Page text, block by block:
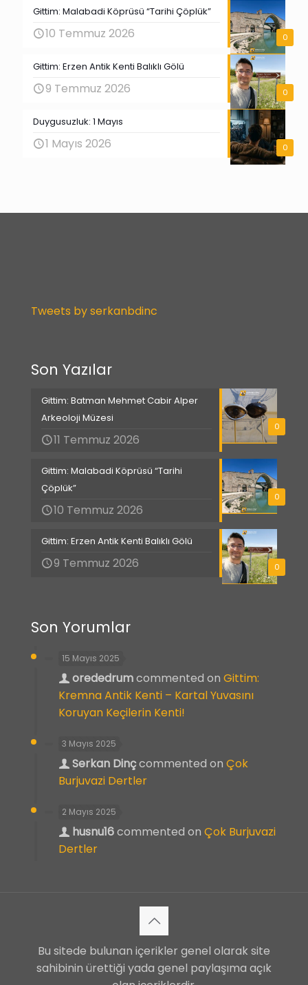
0
Gittim: Malabadi Köprüsü “Tarihi Çöplük”
10 Temmuz 2026
0
Gittim: Erzen Antik Kenti Balıklı Gölü
9 Temmuz 2026
0
Duygusuzluk: 1 Mayıs
1 Mayıs 2026
Tweets by serkanbdinc
Son Yazılar
0
Gittim: Batman Mehmet Cabir Alper
Arkeoloji Müzesi
11 Temmuz 2026
0
Gittim: Malabadi Köprüsü “Tarihi
Çöplük”
10 Temmuz 2026
0
Gittim: Erzen Antik Kenti Balıklı Gölü
9 Temmuz 2026
Son Yorumlar
15 Mayıs 2025
orededrumcommented on Gittim:
Kremna Antik Kenti – Kartal Yuvasını
Koruyan Keçilerin Kenti!
3 Mayıs 2025
Serkan Dinçcommented on Çok
Burjuvazi Dertler
2 Mayıs 2025
husnu16commented on Çok Burjuvazi
Dertler
Bu sitede bulunan içerikler genel olarak site
sahibinin ürettiği yada genel paylaşıma açık